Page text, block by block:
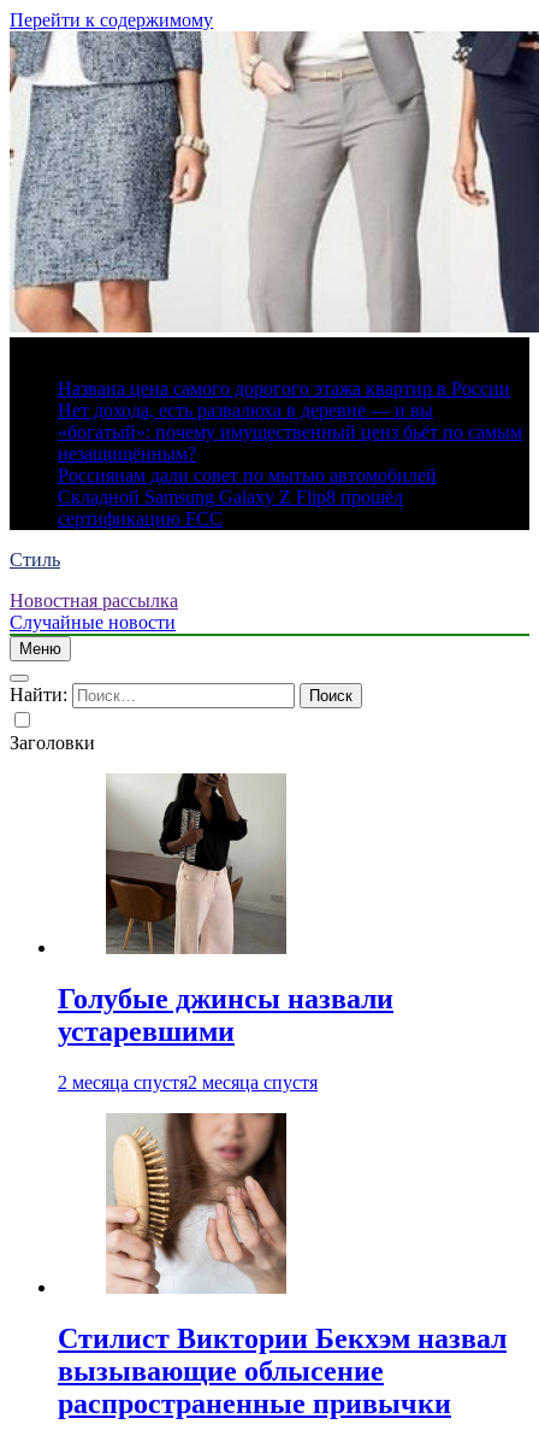
Перейти к содержимому
Названа цена самого дорогого этажа квартир в России
Нет дохода, есть развалюха в деревне — и вы
«богатый»: почему имущественный ценз бьёт по самым
незащищённым?
Россиянам дали совет по мытью автомобилей
Складной Samsung Galaxy Z Flip8 прошёл
сертификацию FCC
Стиль
Новостная рассылка
Случайные новости
Меню
Найти:
Заголовки
Голубые джинсы назвали
устаревшими
2 месяца спустя2 месяца спустя
Стилист Виктории Бекхэм назвал
вызывающие облысение
распространенные привычки